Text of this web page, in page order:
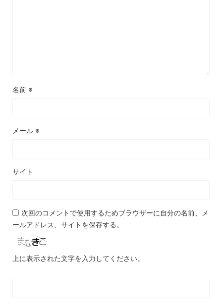
名前 ※
メール ※
サイト
次回のコメントで使用するためブラウザーに自分の名前、メ
ールアドレス、サイトを保存する。
上に表示された文字を入力してください。